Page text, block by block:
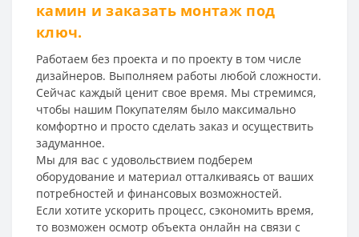
камин и заказать монтаж под
ключ.
Работаем без проекта и по проекту в том числе
дизайнеров. Выполняем работы любой сложности.
Сейчас каждый ценит свое время. Мы стремимся,
чтобы нашим Покупателям было максимально
комфортно и просто сделать заказ и осуществить
задуманное.
Мы для вас с удовольствием подберем
оборудование и материал отталкиваясь от ваших
потребностей и финансовых возможностей.
Если хотите ускорить процесс, сэкономить время,
то возможен осмотр объекта онлайн на связи с